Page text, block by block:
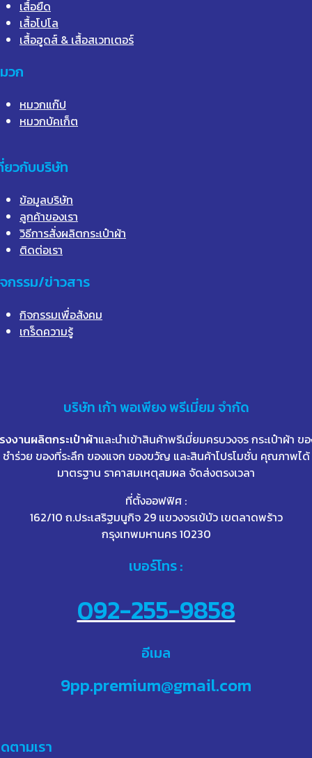
เสื้อยืด
เสื้อโปโล
เสื้อฮูดส์ & เสื้อสเวทเตอร์
วก
หมวกแก๊ป
หมวกบัคเก็ต
ยวกับบริษัท
ข้อมูลบริษัท
ลูกค้าของเรา
วิธีการสั่งผลิตกระเป๋าผ้า
ติดต่อเรา
กรรม/ข่าวสาร
กิจกรรมเพื่อสังคม
เกร็ดความรู้
บริษัท เก้าพอเพียง พรีเมี่ยม จำกัด
งงานผลิตกระเป๋าผ้าและนำเข้าสินค้าพรีเมี่ยมครบวงจร กระเป๋าผ้า ข
ชำร่วย ของที่ระลึก ของแจก ของขวัญ และสินค้าโปรโมชั่น คุณภาพได้
มาตรฐาน ราคาสมเหตุสมผล จัดส่งตรงเวลา
ที่ตั้งออฟฟิศ :
162/10 ถ.ประเสริฐมนูกิจ 29 แขวงจรเข้บัว เขตลาดพร้าว
กรุงเทพมหานคร 10230
เบอร์โทร :
092-255-9858
อีเมล
9pp.premium@gmail.com
ตามเรา